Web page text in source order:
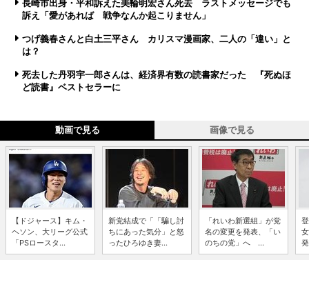
長崎市出身・平和訴えた美輪明宏さん死去 ラストメッセージでも
訴え「愛があれば 戦争なんか起こりません」
つげ義春さんと白土三平さん カリスマ漫画家、二人の「違い」と
は？
死去した丹羽宇一郎さんは、経済界有数の読書家だった 『死ぬほ
ど読書』ベストセラーに
動画で見る 画像で見る
【ドジャース】キム・
ヘソン、大リーグ公式
「PSロースタ...
新党結成で「「騙し討
ちにあった気分」と怒
ったひろゆき妻...
「れいわ新選組」が党
名の変更を発表、「い
のちの党」へ ...